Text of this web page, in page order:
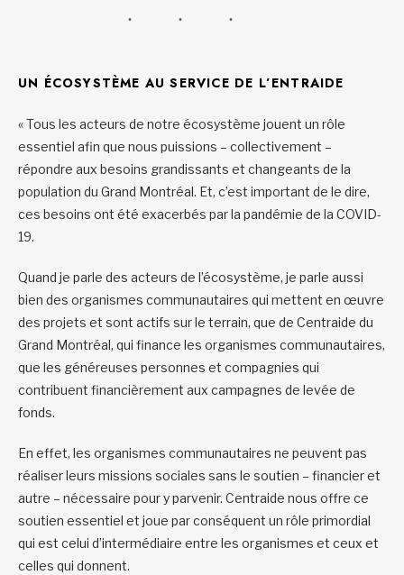
UN ÉCOSYSTÈME AU SERVICE DE L’ENTRAIDE
« Tous les acteurs de notre écosystème jouent un rôle
essentiel afin que nous puissions – collectivement –
répondre aux besoins grandissants et changeants de la
population du Grand Montréal. Et, c’est important de le dire,
ces besoins ont été exacerbés par la pandémie de la COVID-
19.
Quand je parle des acteurs de l’écosystème, je parle aussi
bien des organismes communautaires qui mettent en œuvre
des projets et sont actifs sur le terrain, que de Centraide du
Grand Montréal, qui finance les organismes communautaires,
que les généreuses personnes et compagnies qui
contribuent financièrement aux campagnes de levée de
fonds.
En effet, les organismes communautaires ne peuvent pas
réaliser leurs missions sociales sans le soutien – financier et
autre – nécessaire pour y parvenir. Centraide nous offre ce
soutien essentiel et joue par conséquent un rôle primordial
qui est celui d’intermédiaire entre les organismes et ceux et
celles qui donnent.